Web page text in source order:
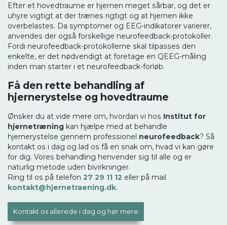
Efter et hovedtraume er hjernen meget sårbar, og det er
uhyre vigtigt at der trænes rigtigt og at hjernen ikke
overbelastes. Da symptomer og EEG-indikatorer varierer,
anvendes der også forskellige neurofeedback-protokoller.
Fordi neurofeedback-protokollerne skal tilpasses den
enkelte, er det nødvendigt at foretage en QEEG-måling
inden man starter i et neurofeedback-forløb.
Få den rette behandling af
hjernerystelse og hovedtraume
Ønsker du at vide mere om, hvordan vi hos Institut for
hjernetræning kan hjælpe med at behandle
hjernerystelse gennem professionel neurofeedback? Så
kontakt os i dag og lad os få en snak om, hvad vi kan gøre
for dig. Vores behandling henvender sig til alle og er
naturlig metode uden bivirkninger.
Ring til os på telefon 27 29 11 12 eller på mail
kontakt@hjernetraening.dk.
Kontakt os allerede i dag og hør mere